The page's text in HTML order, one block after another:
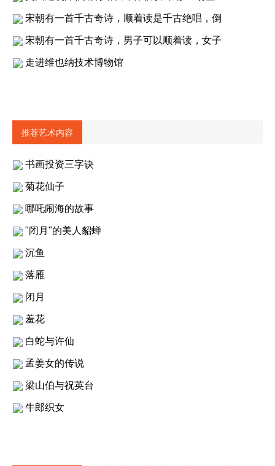
宋朝有一首千古奇诗，顺着读是千古绝唱，倒
宋朝有一首千古奇诗，男子可以顺着读，女子
走进维也纳技术博物馆
推荐艺术内容
书画投资三字诀
菊花仙子
哪吒闹海的故事
"闭月"的美人貂蝉
沉鱼
落雁
闭月
羞花
白蛇与许仙
孟姜女的传说
梁山伯与祝英台
牛郎织女